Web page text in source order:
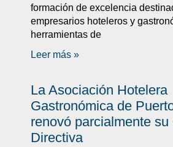
formación de excelencia
empresarios hoteleros y
herramientas de
Leer más »
La Asociación Hotelera
Gastronómica de
renovó parcialmente su
Directiva